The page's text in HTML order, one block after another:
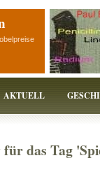
AKTUELL
das Tag